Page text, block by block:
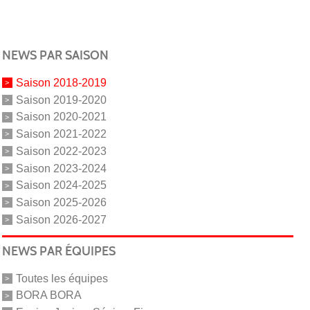
NEWS PAR SAISON
Saison 2018-2019
Saison 2019-2020
Saison 2020-2021
Saison 2021-2022
Saison 2022-2023
Saison 2023-2024
Saison 2024-2025
Saison 2025-2026
Saison 2026-2027
NEWS PAR ÉQUIPES
Toutes les équipes
BORA BORA